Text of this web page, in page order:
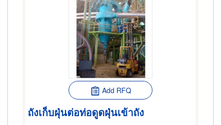
Add RFQ
ถังเก็บฝุ่นต่อท่อดูดฝุ่นเข้าถัง